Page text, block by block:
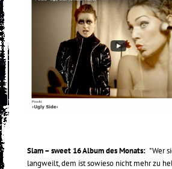
Slam – sweet 16 Album des Monats: "Wer
langweilt, dem ist sowieso nicht mehr zu